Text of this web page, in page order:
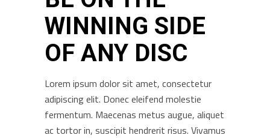
WINNING SIDE
OF ANY DISC
Lorem ipsum dolor sit amet, consectetur
adipiscing elit. Donec eleifend molestie
fermentum. Maecenas metus augue, aliquet
ac tortor in, suscipit hendrerit risus. Vivamus